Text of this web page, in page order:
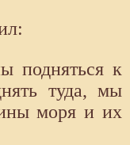
подняться к
туда, мы
моря и их